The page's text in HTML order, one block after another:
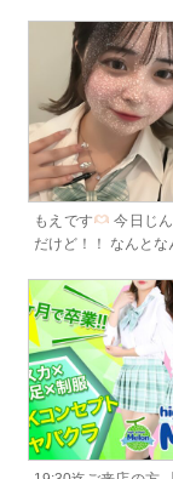
もえです
今日じ
だけど！！ なんと